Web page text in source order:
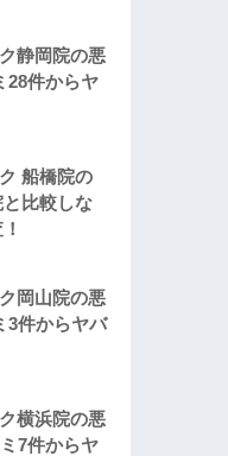
静岡院の悪
28件からヤ
船橋院の
比較しな
岡山院の悪
3件からヤバ
横浜院の悪
7件からヤ